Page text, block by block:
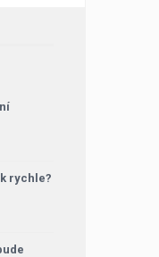
rychle?